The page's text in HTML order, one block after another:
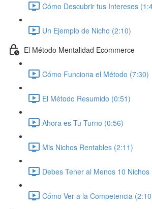
Cómo Descubrir tus Intereses
Un Ejemplo de Nicho (2:10)
El Método Mentalidad Ecommerce
Cómo Funciona el Método (7:30)
El Método Resumido (0:51)
Ahora es Tu Turno (0:56)
Mis Nichos Rentables (2:11)
Debes Tener al Menos 10
Cómo Ver a la Competencia